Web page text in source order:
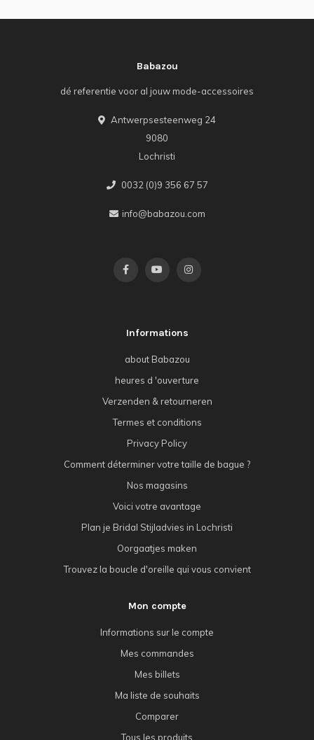
Babazou
dé referentie voor al jouw mode-accessoires
Antwerpsesteenweg 24
9080
Lochristi
0032 (0)9 356 67 57
info@babazou.com
Informations
about Babazou
heures d 'ouverture
Verzenden & retourneren
Termes et conditions
Privacy Policy
Comment déterminer votre taille de bague ?
Nos magasins
Voici votre avantage
Plan je Bridal Stijladvies in Lochristi
Oorgaatjes maken
Trouvez la boucle d'oreille qui vous convient
Mon compte
Informations sur le compte
Mes commandes
Mes billets
Ma liste de souhaits
Comparer
Tous les produits